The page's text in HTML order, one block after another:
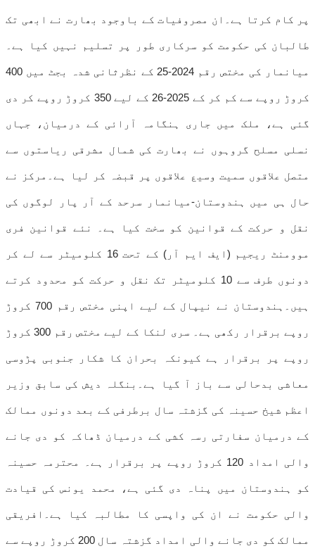
پر کام کرتا ہے۔ان مصروفیات کے باوجود بھارت نے ابھی تک
طالبان کی حکومت کو سرکاری طور پر تسلیم نہیں کیا ہے۔
میانمار کی مختص رقم 2024-25 کے نظرثانی شدہ بجٹ میں 400
کروڑ روپے سے کم کر کے 2025-26 کے لیے 350 کروڑ روپے کر دی
گئی ہے، ملک میں جاری ہنگامہ آرائی کے درمیان، جہاں
نسلی مسلح گروہوں نے بھارت کی شمال مشرقی ریاستوں سے
متصل علاقوں سمیت وسیع علاقوں پر قبضہ کر لیا ہے۔مرکز نے
حال ہی میں ہندوستان-میانمار سرحد کے آر پار لوگوں کی
نقل و حرکت کے قوانین کو سخت کیا ہے۔ نئے قوانین فری
موومنٹ ریجیم (ایف ایم آر) کے تحت 16 کلومیٹر سے لے کر
دونوں طرف سے 10 کلومیٹر تک نقل و حرکت کو محدود کرتے
ہیں۔ہندوستان نے نیپال کے لیے اپنی مختص رقم 700 کروڑ
روپے برقرار رکھی ہے۔ سری لنکا کے لیے مختص رقم 300 کروڑ
روپے پر برقرار ہے کیونکہ بحران کا شکار جنوبی پڑوسی
معاشی بدحالی سے باز آ گیا ہے۔بنگلہ دیش کی سابق وزیر
اعظم شیخ حسینہ کی گزشتہ سال برطرفی کے بعد دونوں ممالک
کے درمیان سفارتی رسہ کشی کے درمیان ڈھاکہ کو دی جانے
والی امداد 120 کروڑ روپے پر برقرار ہے۔ محترمہ حسینہ
کو ہندوستان میں پناہ دی گئی ہے، محمد یونس کی قیادت
والی حکومت نے ان کی واپسی کا مطالبہ کیا ہے۔افریقی
ممالک کو دی جانے والی امداد گزشتہ سال 200 کروڑ روپے سے